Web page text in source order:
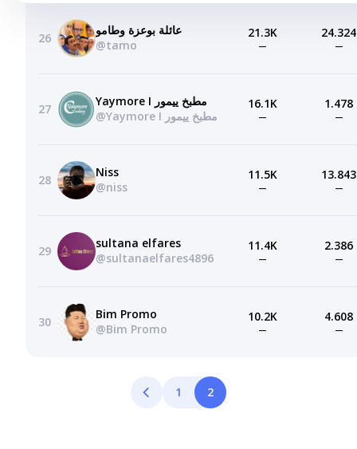
26
عائلة بوعزة وطامو
@tamo
21.3K
—
24.324
—
27
Yaymore I مطبخ ييمور
@Yaymore I مطبخ ييمور
16.1K
—
1.478
—
28
Niss
@niss
11.5K
—
13.843
—
29
sultana elfares
@sultanaelfares4896
11.4K
—
2.386
—
30
Bim Promo
@Bim Promo
10.2K
—
4.608
—
1 2